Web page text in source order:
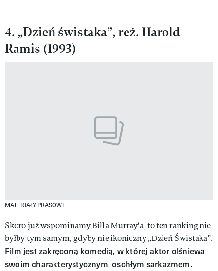
4. „Dzień świstaka”, reż. Harold
Ramis (1993)
MATERIAŁY PRASOWE
Skoro już wspominamy Billa Murray'a, to ten ranking nie
byłby tym samym, gdyby nie ikoniczny „Dzień Świstaka”.
Film jest zakręconą komedią, w której aktor olśniewa
swoim charakterystycznym, oschłym sarkazmem.